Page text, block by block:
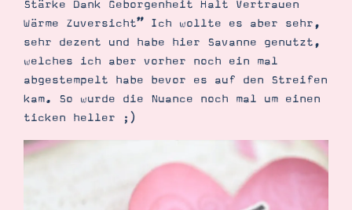
Stärke Dank Geborgenheit Halt Vertrauen
Wärme Zuversicht” Ich wollte es aber sehr,
sehr dezent und habe hier Savanne genutzt,
welches ich aber vorher noch ein mal
abgestempelt habe bevor es auf den Streifen
kam. So wurde die Nuance noch mal um einen
ticken heller ;)